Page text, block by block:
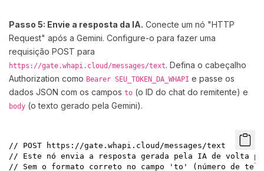
Passo 5: Envie a resposta da IA. Conecte um nó "HTTP
Request" após a Gemini. Configure-o para fazer uma
requisição POST para
https://gate.whapi.cloud/messages/text. Defina o cabeçalho
Authorization como Bearer SEU_TOKEN_DA_WHAPI e passe os
dados JSON com os campos to (o ID do chat do remitente) e
body (o texto gerado pela Gemini).
// POST https://gate.whapi.cloud/messages/text
// Este nó envia a resposta gerada pela IA de volta
// Sem o formato correto no campo 'to' (número de